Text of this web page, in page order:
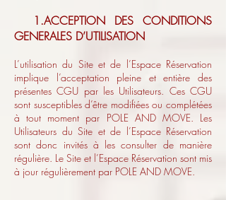
1.ACCEPTION DES CONDITIONS
GENERALES D’UTILISATION
L’utilisation du Site et de l’Espace Réservation
implique l’acceptation pleine et entière des
présentes CGU par les Utilisateurs. Ces CGU
sont susceptibles d’être modifiées ou complétées
à tout moment par POLE AND MOVE. Les
Utilisateurs du Site et de l’Espace Réservation
sont donc invités à les consulter de manière
régulière. Le Site et l’Espace Réservation sont mis
à jour régulièrement par POLE AND MOVE.